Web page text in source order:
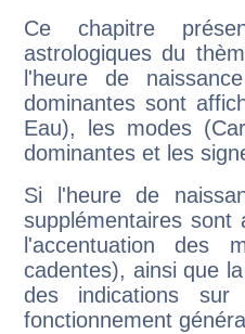
Ce chapitre
astrologiques du
l'heure de
dominantes sont
Eau), les modes
dominantes et les
Si l'heure de
supplémentaires sont
l'accentuation des
cadentes), ainsi que
des indications sur
fonctionnement